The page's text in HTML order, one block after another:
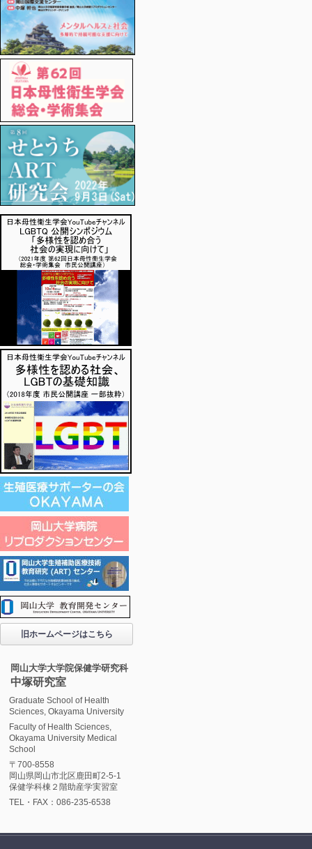
旧ホームページはこちら
岡山大学大学院保健学研究科
中塚研究室
Graduate School of Health
Sciences, Okayama University
Faculty of Health Sciences,
Okayama University Medical
School
〒700-8558
岡山県岡山市北区鹿田町2-5-1
保健学科棟２階助産学実習室
TEL・FAX：086-235-6538